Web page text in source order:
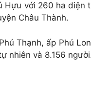
Hựu với 260 ha diện
Châu Thành.
Thạnh, ấp Phú
nhiên và 8.156